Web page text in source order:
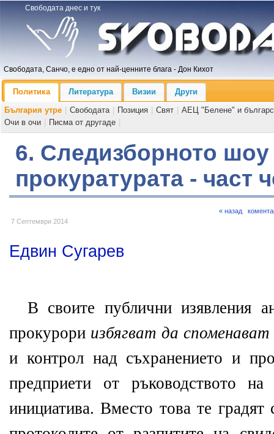
Свободата днес и тук
Свободата, Санчо, е едно от най-ценните блага - Дон Кихот
Политика Литература Визии
Други
България утре
Свободата Позиция Свят
АЕЦ "Белене" и
Очи в очи
Писма от другаде
6. Следизборното шоу
прокуратурата - част
7 Септември 2014
« назад
Едвин Сугарев
В своите публични изявления
прокурори избягват да споменават
и контрол над съхранението и
предприети от ръководството на
инициатива. Вместо това те градят